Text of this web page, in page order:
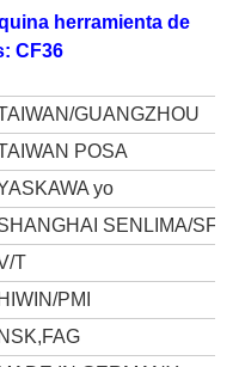
herramienta de
CF36
GUANGZHOU
POSA
yo
SENLIMA/SFC
T
HIWIN/PMI
NSK,FAG